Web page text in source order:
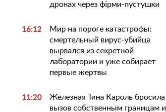
дронах через фірми-пустушки
16:12
Мир на пороге катастрофы:
смертельный вирус-убийца
вырвался из секретной
лаборатории и уже собирает
первые жертвы
11:20
Железная Тина Кароль бросила
вызов собственным границам и